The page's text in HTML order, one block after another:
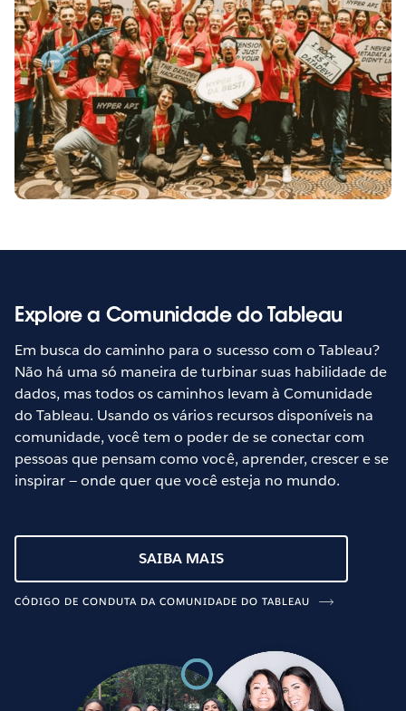
Explore a Comunidade do Tableau
Em busca do caminho para o sucesso com o Tableau?
Não há uma só maneira de turbinar suas habilidade de
dados, mas todos os caminhos levam à Comunidade
do Tableau. Usando os vários recursos disponíveis na
comunidade, você tem o poder de se conectar com
pessoas que pensam como você, aprender, crescer e se
inspirar — onde quer que você esteja no mundo.
SAIBA MAIS
CÓDIGO DE CONDUTA DA COMUNIDADE DO TABLEAU